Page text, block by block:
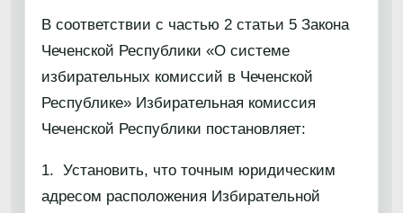
В соответствии с частью 2 статьи 5 Закона
Чеченской Республики «О системе
избирательных комиссий в Чеченской
Республике» Избирательная комиссия
Чеченской Республики постановляет:
1. Установить, что точным юридическим
адресом расположения Избирательной